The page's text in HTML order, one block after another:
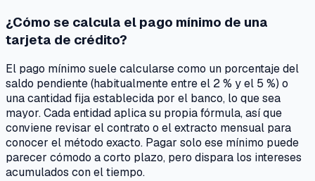
¿Cómo se calcula el pago mínimo de una
tarjeta de crédito?
El pago mínimo suele calcularse como un porcentaje del
saldo pendiente (habitualmente entre el 2 % y el 5 %) o
una cantidad fija establecida por el banco, lo que sea
mayor. Cada entidad aplica su propia fórmula, así que
conviene revisar el contrato o el extracto mensual para
conocer el método exacto. Pagar solo ese mínimo puede
parecer cómodo a corto plazo, pero dispara los intereses
acumulados con el tiempo.